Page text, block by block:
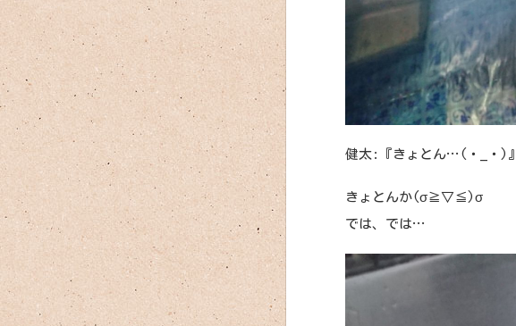
健太:『きょとん…(・_・)』
きょとんか(σ≧▽≦)σ
では、では…